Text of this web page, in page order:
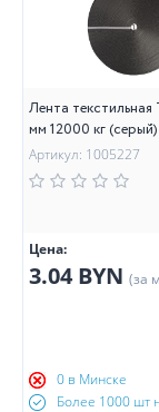
Лента текстильная
мм 12000 кг
Артикул: 1005227
Цена:
3.04 BYN (за
0 в Минске
Более 1000 шт